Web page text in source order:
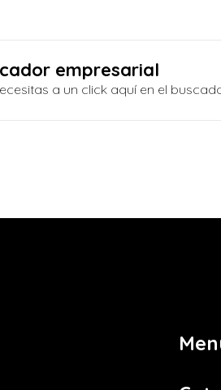
empresarial
a un click aquí en el